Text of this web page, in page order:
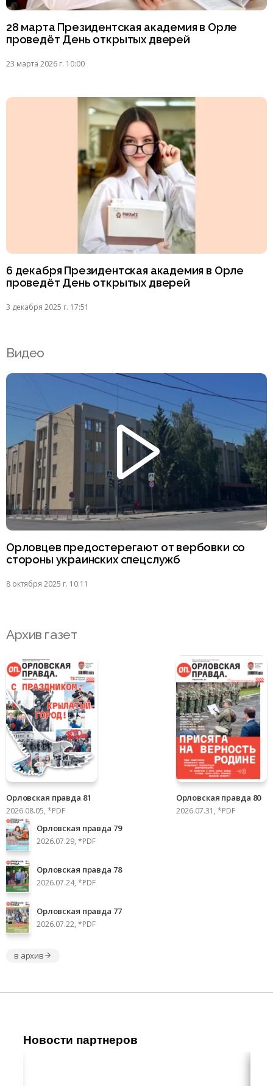
28 марта Президентская академия в Орле
проведёт День открытых дверей
23 марта 2026 г. 10:00
6 декабря Президентская академия в Орле
проведёт День открытых дверей
3 декабря 2025 г. 17:51
Видео
Орловцев предостерегают от вербовки со
стороны украинских спецслужб
8 октября 2025 г. 10:11
Архив газет
Орловская правда 81
2026.08.05, *PDF
Орловская правда 80
2026.07.31, *PDF
Орловская правда 79
2026.07.29, *PDF
Орловская правда 78
2026.07.24, *PDF
Орловская правда 77
2026.07.22, *PDF
в архив
Новости партнеров